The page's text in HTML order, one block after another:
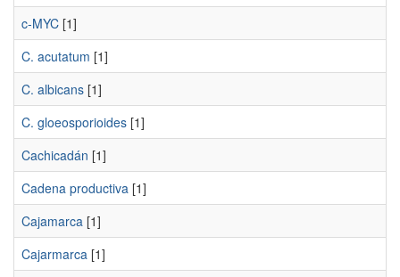
c-MYC [1]
C. acutatum [1]
C. albicans [1]
C. gloeosporioides [1]
Cachicadán [1]
Cadena productiva [1]
Cajamarca [1]
Cajarmarca [1]